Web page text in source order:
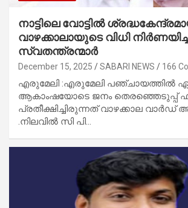
നാട്ടിലെ വോട്ടിൽ
വാഴക്കാലായുടെ വിധി
സ്വതന്ത്രന്മാർ
December 15, 2025 SABARI NEWS 166
എരുമേലി :എരുമേലി പഞ്ചായത്തിൽ
ആകാംഷയോടെ ജനം തെരഞ്ഞെടുപ്പ്
പ്രതീക്ഷിച്ചിരുന്നത് വാഴക്കാല
.നിലവിൽ സി പി…